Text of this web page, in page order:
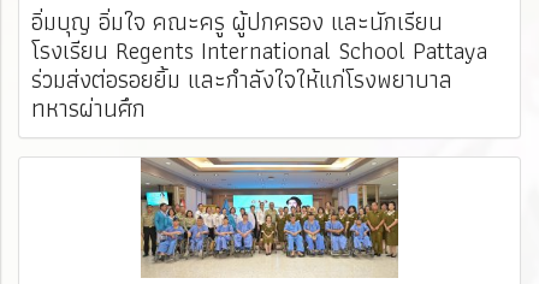
อิ่มบุญ อิ่มใจ คณะครู ผู้ปกครอง และนักเรียน
โรงเรียน Regents International School Pattaya
ร่วมส่งต่อรอยยิ้ม และกำลังใจให้แก่โรงพยาบาล
ทหารผ่านศึก